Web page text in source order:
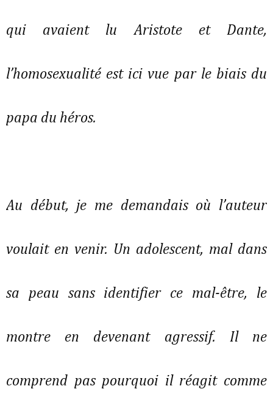
qui avaient lu Aristote et Dante,
l’homosexualité est ici vue par le biais du
papa du héros.
Au début, je me demandais où l’auteur
voulait en venir. Un adolescent, mal dans
sa peau sans identifier ce mal-être, le
montre en devenant agressif. Il ne
comprend pas pourquoi il réagit comme